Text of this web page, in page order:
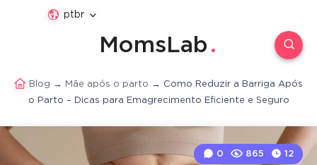
ptbr
MomsLab
Blog → Mãe após o parto → Como Reduzir a Barriga Após
o Parto – Dicas para Emagrecimento Eficiente e Seguro
0 865 12